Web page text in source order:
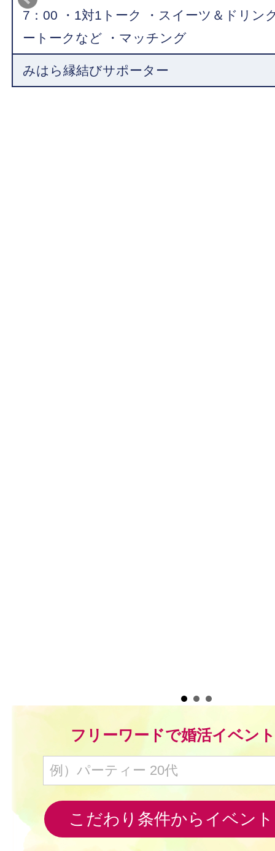
7：00 ・1対1トーク ・スイーツ＆ドリン
ートークなど ・マッチング
みはら縁結びサポーター
フリーワードで婚活イベン
こだわり条件からイベン